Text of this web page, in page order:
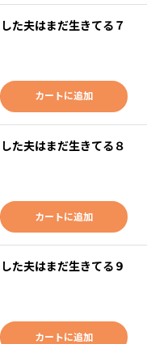
た夫はまだ生きてる７
カートに追加
た夫はまだ生きてる８
カートに追加
た夫はまだ生きてる９
カートに追加